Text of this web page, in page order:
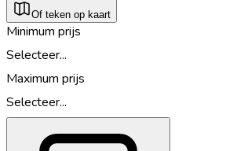
Of teken op kaart
Minimum prijs
Selecteer...
Maximum prijs
Selecteer...